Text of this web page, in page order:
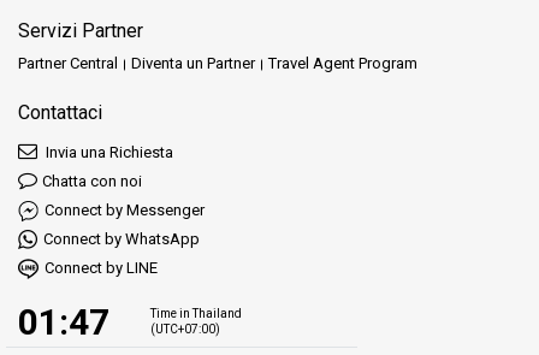
Servizi Partner
Partner Central Diventa un Partner Travel Agent Program
Contattaci
Invia una Richiesta
Chatta con noi
Connect by Messenger
Connect by WhatsApp
Connect by LINE
01:47
Time in Thailand
(UTC+07:00)